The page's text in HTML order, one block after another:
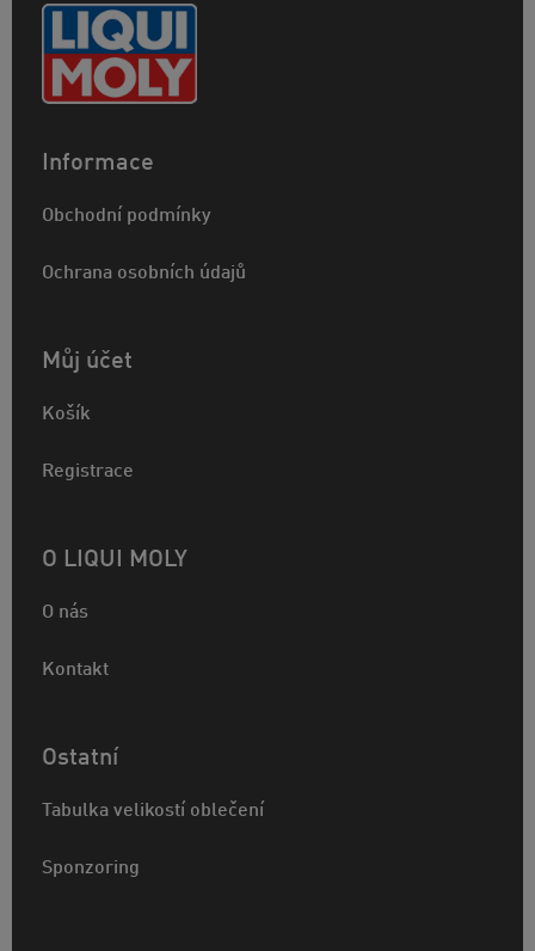
Informace
Obchodní podmínky
Ochrana osobních údajů
Můj účet
Košík
Registrace
O LIQUI MOLY
O nás
Kontakt
Ostatní
Tabulka velikostí oblečení
Sponzoring